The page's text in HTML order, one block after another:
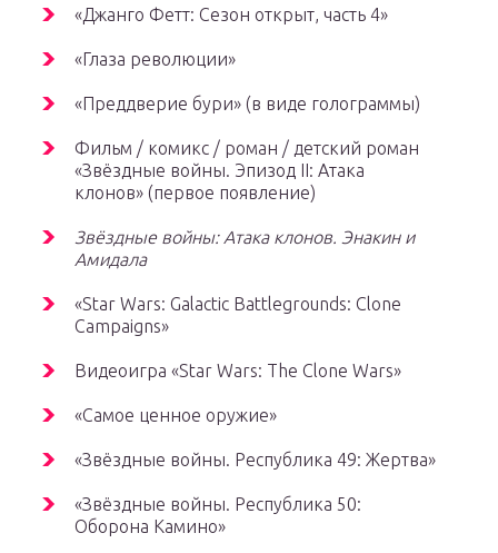
«Джанго Фетт: Сезон открыт, часть 4»
«Глаза революции»
«Преддверие бури» (в виде голограммы)
Фильм / комикс / роман / детский роман
«Звёздные войны. Эпизод II: Атака
клонов» (первое появление)
Звёздные войны: Атака клонов. Энакин и
Амидала
«Star Wars: Galactic Battlegrounds: Clone
Campaigns»
Видеоигра «Star Wars: The Clone Wars»
«Самое ценное оружие»
«Звёздные войны. Республика 49: Жертва»
«Звёздные войны. Республика 50:
Оборона Камино»